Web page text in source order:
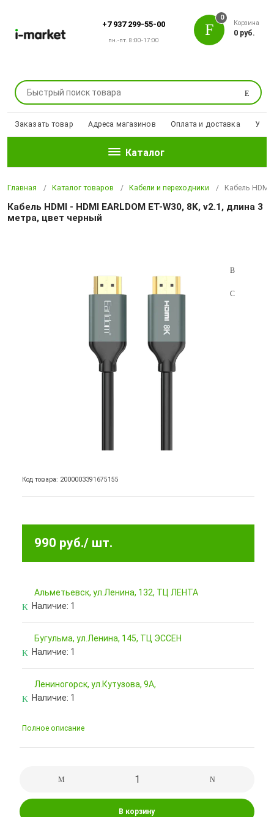
+7 937 299-55-00
пн.-пт. 8:00-17:00
Поиск
0
Корзина
0 руб.
Заказать товар Адреса магазинов Оплата и доставка
Каталог
Главная Каталог товаров Кабели и переходники Кабель HDMI
Кабель HDMI - HDMI EARLDOM ET-W30, 8K, v2.1, длина 3
метра, цвет черный
Код товара: 2000003391675155
990 руб./ шт.
Альметьевск, ул.Ленина, 132, ТЦ ЛЕНТА
Наличие: 1
Бугульма, ул.Ленина, 145, ТЦ ЭССЕН
Наличие: 1
Лениногорск, ул.Кутузова, 9А,
Наличие: 1
Полное описание
В корзину